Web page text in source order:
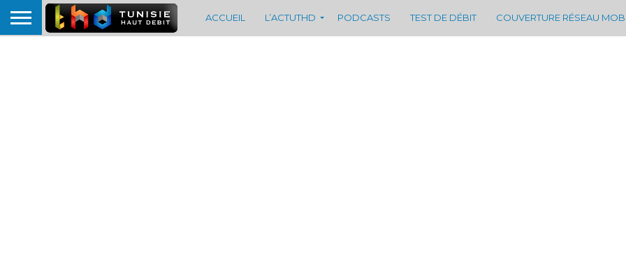
ACCUEIL L’ACTUTHD PODCASTS TEST DE DÉBIT COUVERTURE RÉSEAU